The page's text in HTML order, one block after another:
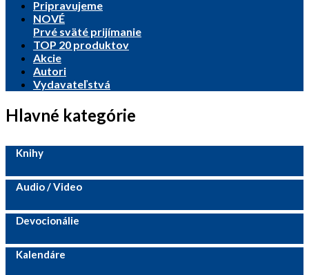
Pripravujeme
NOVÉ
Prvé sväté prijímanie
TOP 20 produktov
Akcie
Autori
Vydavateľstvá
Hlavné kategórie
Knihy
Audio / Video
Devocionálie
Kalendáre